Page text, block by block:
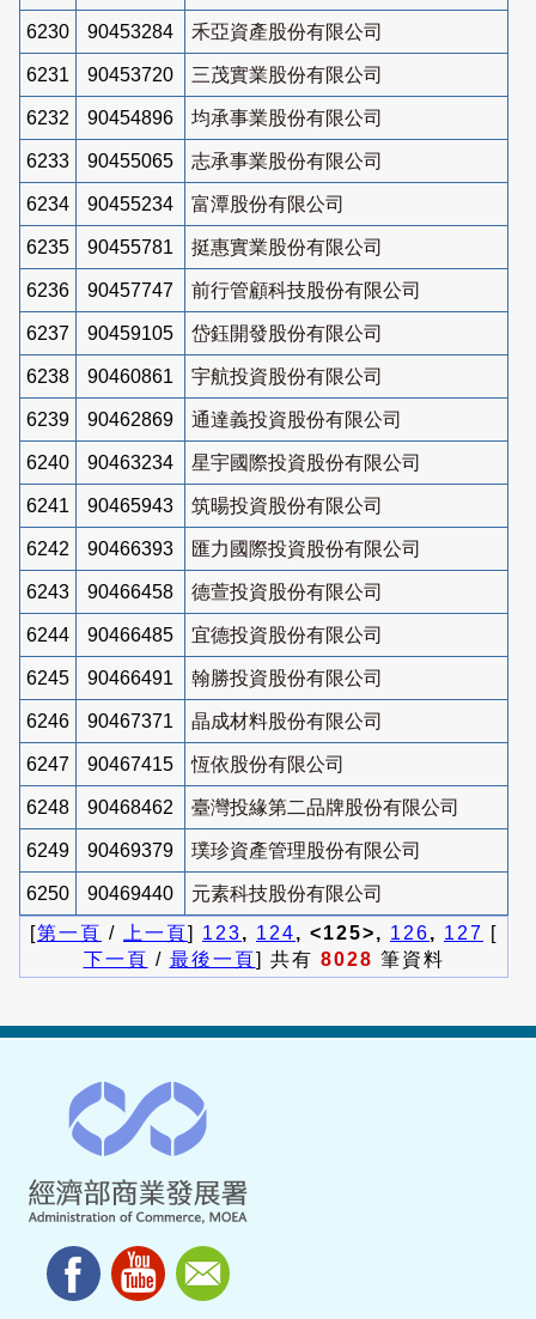
6230 90453284 禾亞資產股份有限公司
6231 90453720 三茂實業股份有限公司
6232 90454896 均承事業股份有限公司
6233 90455065 志承事業股份有限公司
6234 90455234 富潭股份有限公司
6235 90455781 挺惠實業股份有限公司
6236 90457747 前行管顧科技股份有限公司
6237 90459105 岱鈺開發股份有限公司
6238 90460861 宇航投資股份有限公司
6239 90462869 通達義投資股份有限公司
6240 90463234 星宇國際投資股份有限公司
6241 90465943 筑暘投資股份有限公司
6242 90466393 匯力國際投資股份有限公司
6243 90466458 德萱投資股份有限公司
6244 90466485 宜德投資股份有限公司
6245 90466491 翰勝投資股份有限公司
6246 90467371 晶成材料股份有限公司
6247 90467415 恆依股份有限公司
6248 90468462 臺灣投緣第二品牌股份有限公司
6249 90469379 璞珍資產管理股份有限公司
6250 90469440
元素科技股份有限公司
[第一頁 / 上一頁] 123, 124, <125>, 126, 127 [
下一頁 / 最後一頁] 共有 8028 筆資料